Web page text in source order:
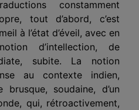
constamment
tout d’abord, c’est
à l’état d’éveil, avec en
d’intellection, de
subite. La notion
au contexte indien,
brusque, soudaine, d’un
qui, rétroactivement,